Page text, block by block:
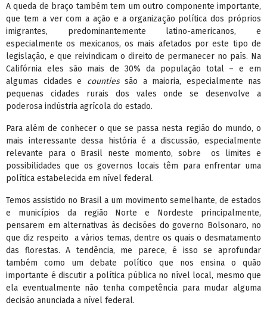
A queda de braço também tem um outro componente importante,
que tem a ver com a ação e a organização política dos próprios
imigrantes, predominantemente latino-americanos, e
especialmente os mexicanos, os mais afetados por este tipo de
legislação, e que reivindicam o direito de permanecer no país. Na
Califórnia eles são mais de 30% da população total – e em
algumas cidades e countiessão a maioria, especialmente nas
pequenas cidades rurais dos vales onde se desenvolve a
poderosa indústria agrícola do estado.
Para além de conhecer o que se passa nesta região do mundo, o
mais interessante dessa história é a discussão, especialmente
relevante para o Brasil neste momento, sobre os limites e
possibilidades que os governos locais têm para enfrentar uma
política estabelecida em nível federal.
Temos assistido no Brasil a um movimento semelhante, de estados
e municípios da região Norte e Nordeste principalmente,
pensarem em alternativas às decisões do governo Bolsonaro, no
que diz respeito a vários temas, dentre os quais o desmatamento
das florestas. A tendência, me parece, é isso se aprofundar
também como um debate político que nos ensina o quão
importante é discutir a política pública no nível local, mesmo que
ela eventualmente não tenha competência para mudar alguma
decisão anunciada a nível federal.